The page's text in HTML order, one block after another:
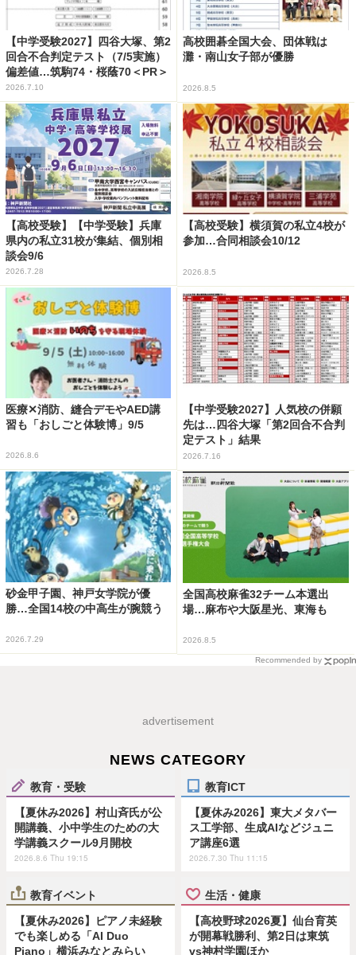
【中学受験2027】四谷大塚、第2
回合不合判定テスト（7/5実施）
偏差値…筑駒74・桜蔭70＜PR＞
2026.7.10
高校囲碁全国大会、団体戦は
灘・南山女子部が優勝
2026.8.5
【高校受験】【中学受験】兵庫
県内の私立31校が集結、個別相
談会9/6
2026.7.28
【高校受験】横須賀の私立4校が
参加…合同相談会10/12
2026.8.5
医療✕消防、縫合デモやAED講
習も「おしごと体験博」9/5
2026.8.6
【中学受験2027】人気校の併願
先は…四谷大塚「第2回合不合判
定テスト」結果
2026.7.16
砂金甲子園、神戸女学院が優
勝…全国14校の中高生が腕競う
2026.7.29
全国高校麻雀32チーム本選出
場…麻布や大阪星光、東海も
2026.8.5
Recommended by
advertisement
NEWS CATEGORY
教育・受験
【夏休み2026】村山斉氏が公
開講義、小中学生のための大
学講義スクール9月開校
2026.8.6 Thu 19:15
教育ICT
【夏休み2026】東大メタバー
ス工学部、生成AIなどジュニ
ア講座6選
2026.7.30 Thu 11:15
教育イベント
【夏休み2026】ピアノ未経験
でも楽しめる「AI Duo
Piano」横浜みなとみらい
生活・健康
【高校野球2026夏】仙台育英
が開幕戦勝利、第2日は東筑
vs神村学園ほか